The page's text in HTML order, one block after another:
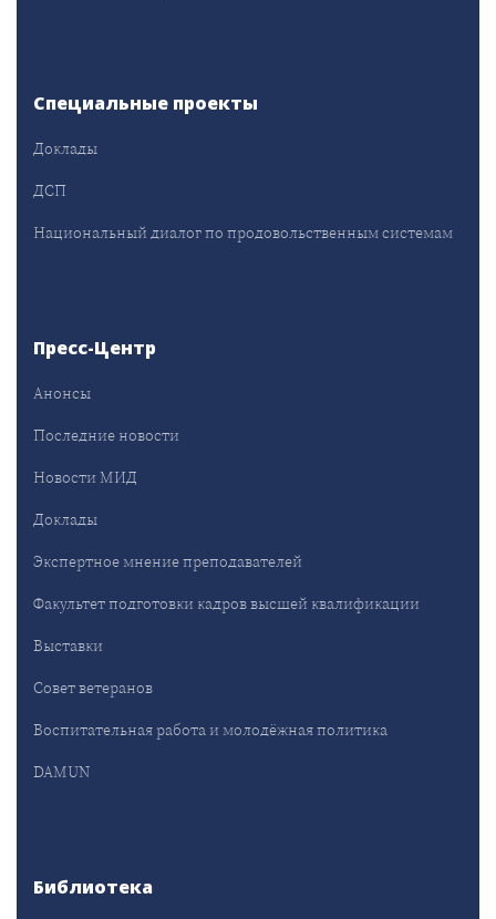
Специальные проекты
Доклады
ДСП
Национальный диалог по продовольственным системам
Пресс-Центр
Анонсы
Последние новости
Новости МИД
Доклады
Экспертное мнение преподавателей
Факультет подготовки кадров высшей квалификации
Выставки
Совет ветеранов
Воспитательная работа и молодёжная политика
DAMUN
Библиотека